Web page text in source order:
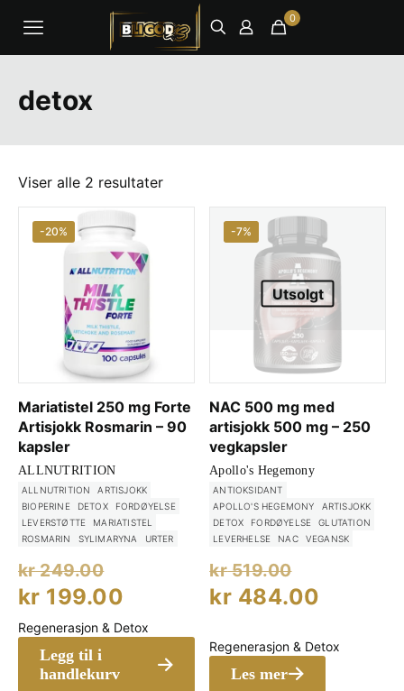
0
detox
Viser alle 2 resultater
-20%
Mariatistel 250 mg Forte
Artisjokk Rosmarin – 90
kapsler
ALLNUTRITION
ALLNUTRITION
ARTISJOKK
BIOPERINE
DETOX
FORDØYELSE
LEVERSTØTTE
MARIATISTEL
ROSMARIN
SYLIMARYNA URTER
kr249.00
Opprinnelig
pris
var:
kr 249.00.
kr 199.00 Nåværende
pris
kr 199.00.
Legg til i
handlekurv
Regenerasjon & Detox
-7%
Utsolgt
NAC 500 mg med
artisjokk 500 mg – 250
vegkapsler
Apollo's Hegemony
ANTIOKSIDANT
APOLLO'S HEGEMONY
ARTISJOKK
DETOX
FORDØYELSE
GLUTATION
LEVERHELSE
NAC VEGANSK
kr519.00
pris
kr
kr 484.00
er:
Les mer
Regenerasjon & Detox